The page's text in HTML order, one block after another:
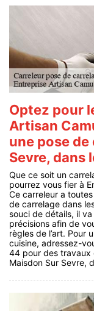
Optez pour
Artisan
une pose de
Sevre, dans
Que ce soit un
pourrez vous fier à
Ce carreleur a
de carrelage dans
souci de détails, il
précisions afin de
règles de l’art. Pour
cuisine, adressez-
44 pour des travaux
Maisdon Sur Sevre,